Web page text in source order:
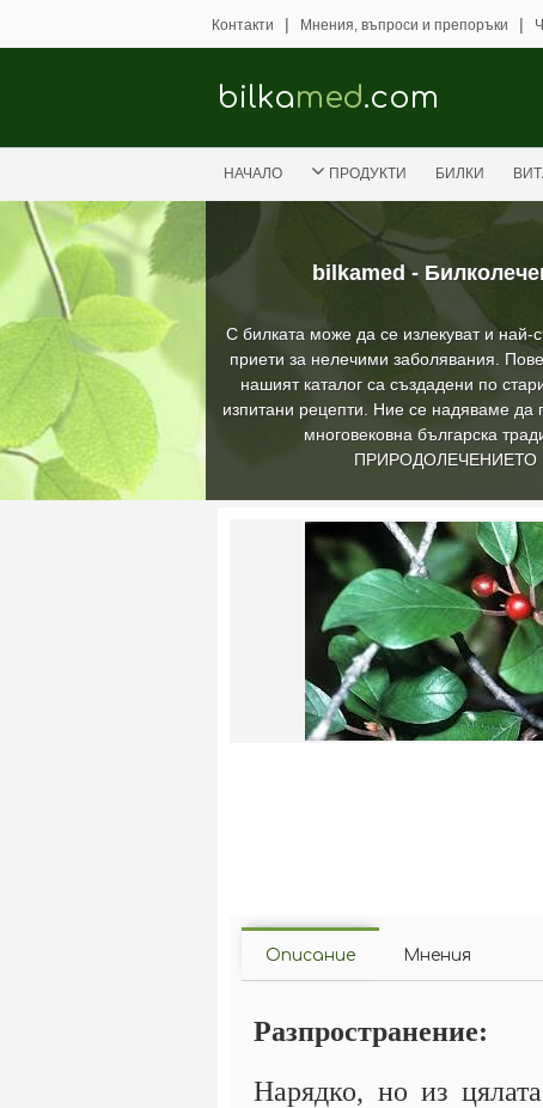
bilkamed -
С билката може да се излекуват и най-
приети за нелечими заболявания.
нашият каталог са създадени по
изпитани рецепти. Ние се надяваме да
многовековна българска
ПРИРОДОЛЕЧЕНИЕТО
Контакти | Мнения, въпроси и препоръки |
bilkamed.com
НАЧАЛО ПРОДУКТИ БИЛКИ
Описание Мнения
Разпространение:
Нарядко, но из